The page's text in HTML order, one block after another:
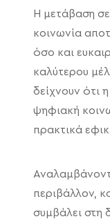
Η μετάβαση
κοινωνία
όσο και
καλύτερου
δείχνουν ότι
ψηφιακή
πρακτικά
περιβάλλον,
συμβάλει στη